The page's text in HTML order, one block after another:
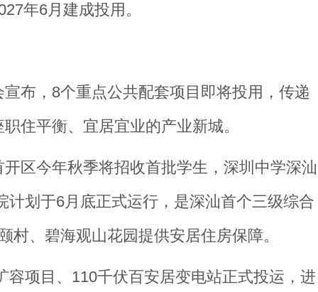
年6月建成投用。
布，8个重点公共配套项目即将投用，传递
住平衡、宜居宜业的产业新城。
区今年秋季将招收首批学生，深圳中学深汕
划于6月底正式运行，是深汕首个三级综合
村、碧海观山花园提供安居住房保障。
项目、110千伏百安居变电站正式投运，进